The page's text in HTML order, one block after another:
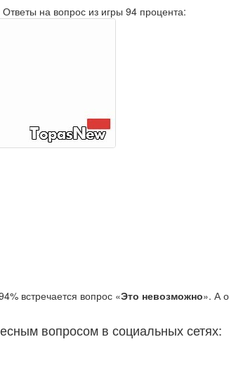
на вопрос из игры 94 процента:
встречается вопрос «Это невозможно». А
вопросом в социальных сетях: